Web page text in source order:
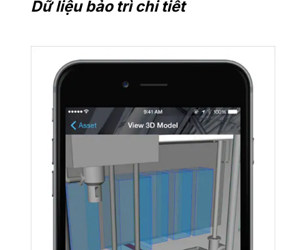
Dữ liệu bảo trì chi tiết